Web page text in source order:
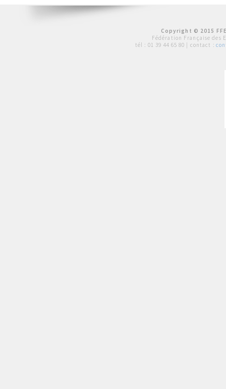
Copyright © 2015
Fédération Française des
tél : 01 39 44 65 80 | contact :